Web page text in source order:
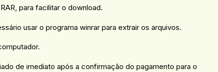
para facilitar o download.
usar o programa winrar para extrair os arquivos.
de imediato após a confirmação do pagamento para o